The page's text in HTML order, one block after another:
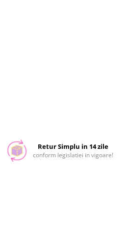
Retur Simplu in 14 zile
conform legislatiei in vigoare!